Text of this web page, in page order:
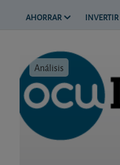
AHORRAR INVERTIR
Análisis